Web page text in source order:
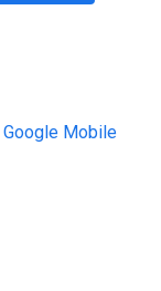
Google Mobile